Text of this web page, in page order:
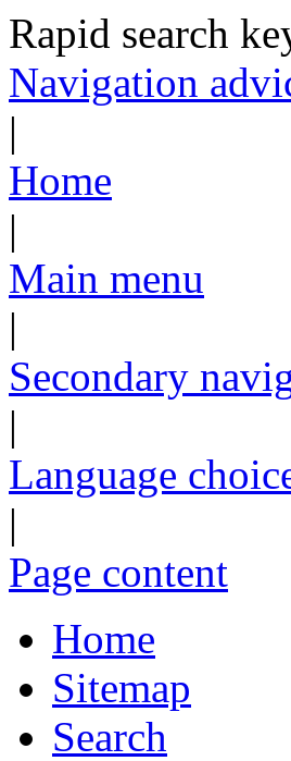
Rapid search
Navigation
|
Home
|
Main menu
|
Secondary
|
Language
|
Page content
Home
Sitemap
Search